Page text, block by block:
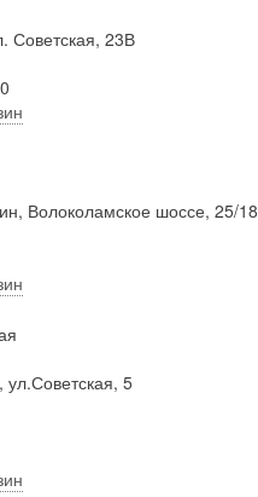
Советская, 23В
Волоколамское шоссе, 25/18
ул.Советская, 5